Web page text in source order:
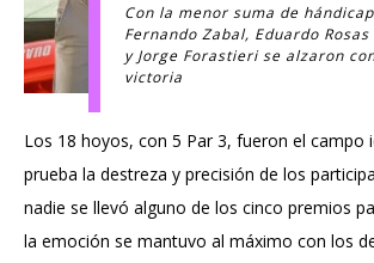
Con la menor suma de
Fernando Zabal, Eduardo Rosas
y Jorge Forastieri se alzaron
victoria
Los 18 hoyos, con 5 Par 3, fueron el campo
prueba la destreza y precisión de los
nadie se llevó alguno de los cinco premios
la emoción se mantuvo al máximo con los